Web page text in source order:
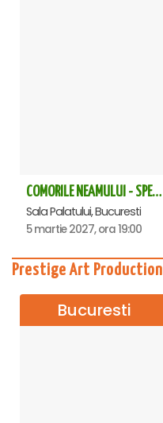
COMORILE NEAMULUI - SPECTACOL EXTRAORDINAR - Sala Palatului
Sala Palatului, Bucuresti
5 martie 2027, ora 19:00
Prestige Art Production
Bucuresti